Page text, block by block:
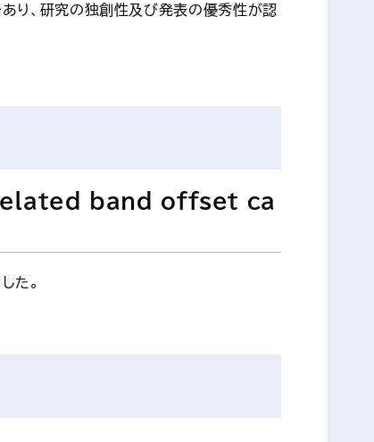
り、研究の独創性及び発表の優秀性が認
band offset ca
た。